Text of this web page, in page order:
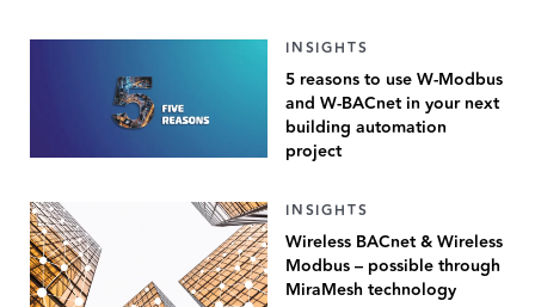
INSIGHTS
5 reasons to use W-Modbus
and W-BACnet in your next
building automation
project
INSIGHTS
Wireless BACnet & Wireless
Modbus – possible through
MiraMesh technology